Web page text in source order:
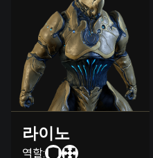
라이노
역할: